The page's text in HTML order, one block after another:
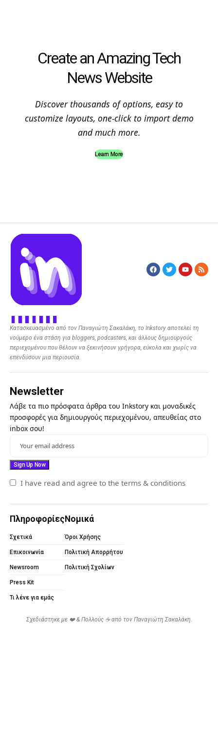
Create an Amazing Tech
News Website
Discover thousands of options, easy to
customize layouts, one-click to import demo
and much more.
Learn More
Κατασκευασμένο από τον Παναγιώτη Σακαλάκη, το Inkstory αποτελεί τη
νούμερο ένα στάση για bloggers, podcasters, και άλλους δημιουργούς
περιεχομένου που θέλουν να ξεκινήσουν γρήγορα, εύκολα και χωρίς να
επενδύσουν μια περιουσία.
Newsletter
Λάβε τα πιο πρόσφατα άρθρα του Inkstory και μοναδικές
προσφορές για δημιουργούς περιεχομένου, απευθείας στο
inbox σου!
I have read and agree to the terms & conditions
Πληροφορίες
Σχετικά
Επικοινωνία
Newsroom
Press Kit
Τι λένε για εμάς
Νομικά
Όροι Χρήσης
Πολιτική Απορρήτου
Πολιτική Σχολίων
Σχεδιάστηκε με ❤️ & Πολλούς ☕ από τον Παναγιώτη Σακαλάκη.